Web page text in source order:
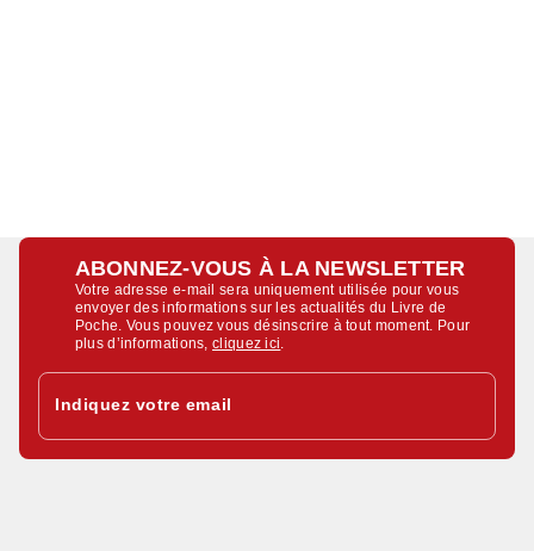
ABONNEZ-VOUS À LA NEWSLETTER
Votre adresse e-mail sera uniquement utilisée pour vous
envoyer des informations sur les actualités du Livre de
Poche. Vous pouvez vous désinscrire à tout moment. Pour
plus d’informations,cliquez ici
Indiquez votre email